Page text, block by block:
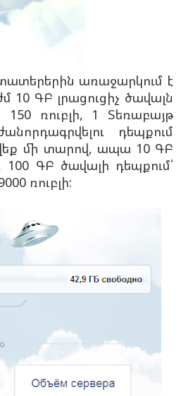
առաջարկում է
10 ԳԲ լրացուցիչ ծավալն
150 ռուբլի, 1 Տեռաբայթ
դեպքում
մի տարով, ապա 10 ԳԲ
ԳԲ ծավալի դեպքում՝
ռուբլի: